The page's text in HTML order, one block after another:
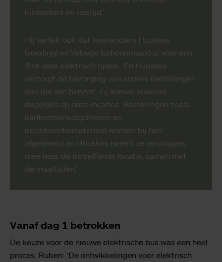
kilometers en reistijd.’
Hij vertelt ook dat leveranciers Huuskes
(voeding) en Vebego (schoonmaak) al voor een
flink deel elektrisch rijden. ‘En Huuskes
verzorgt de bezorging van andere bestellingen
dan die van henzelf. Zij komen sowieso
dagelijks op onze locaties. Bestellingen zoals
kantoorbenodigdheden en
incontinentiemateriaal worden bij hen
afgeleverd en Huuskes neemt ze vervolgens
mee naar de betreffende locatie, samen met
de maaltijden.’
Vanaf dag 1 betrokken
De keuze voor de nieuwe elektrische bus was een heel
proces. Ruben: ‘De ontwikkelingen voor elektrisch